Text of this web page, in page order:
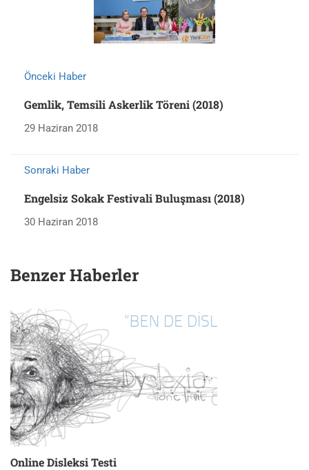
Önceki Haber
Gemlik, Temsili Askerlik Töreni (2018)
29 Haziran 2018
Sonraki Haber
Engelsiz Sokak Festivali Buluşması (2018)
30 Haziran 2018
Benzer Haberler
Online Disleksi Testi